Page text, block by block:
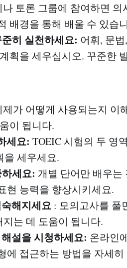
나 토론 그룹에 참여하면 의
배경을 통해 배울 수 있습
히 실천하세요: 어휘, 문
획을 세우십시오. 꾸준한
가 어떻게 사용되는지 이
이 됩니다.
세요: TOEIC 시험의 두 영
을 세우세요.
세요: 개별 단어만 배우는
현 능력을 향상시키세요.
해지세요 : 모의고사를 풀
는 데 도움이 됩니다.
설을 시청하세요: 온라인
에 접근하는 방법을 자세히